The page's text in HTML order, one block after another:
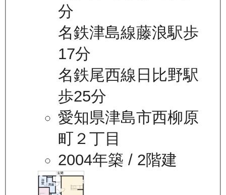
分
名鉄津島線藤浪駅歩
17分
名鉄尾西線日比野駅
歩25分
愛知県津島市西柳原
町２丁目
2004年築 / 2階建